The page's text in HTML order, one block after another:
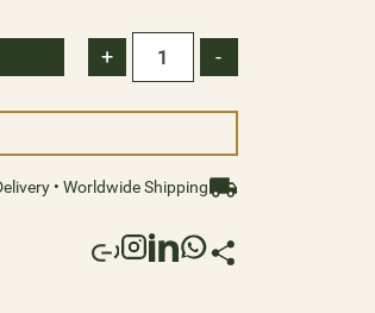
-
+
• Worldwide Shipping